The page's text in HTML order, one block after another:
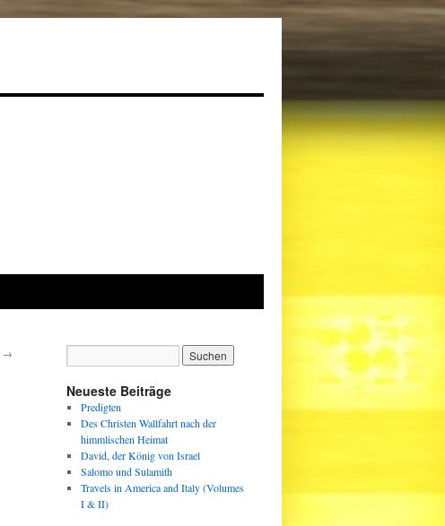
→
Neueste Beiträge
Predigten
Des Christen Wallfahrt nach der
himmlischen Heimat
David, der König von Israel
Salomo und Sulamith
Travels in America and Italy (Volumes
I & II)